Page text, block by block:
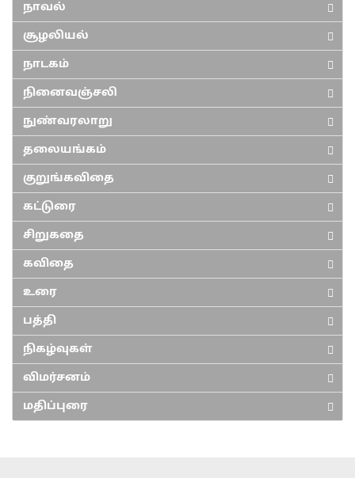
நாவல்
சூழலியல்
நாடகம்
நினைவஞ்சலி
நுண்வரலாறு
தலையங்கம்
குறுங்கவிதை
கட்டுரை
சிறுகதை
கவிதை
உரை
பத்தி
நிகழ்வுகள்
விமர்சனம்
மதிப்புரை